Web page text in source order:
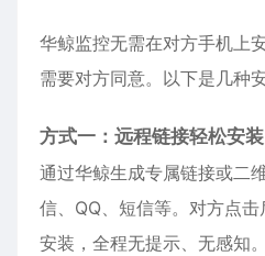
华鲸监控无需在对方手机上
需要对方同意。以下是几种
方式一：远程链接轻松安装
通过华鲸生成专属链接或二
信、QQ、短信等。对方点
安装，全程无提示、无感知。